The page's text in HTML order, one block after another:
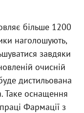
більше 1200
наголошують,
завдяки
очисній
дистильована
Таке оснащення
Фармації з